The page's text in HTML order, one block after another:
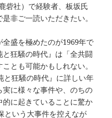
砦社）で経験者、板坂氏
非ご一読いただきたい。
盛を極めたのが1969年で
狂騒の時代』は「全共闘
とも可能かもしれない。
狂騒の時代』に詳しい年
に様々な事件や、のちの
に起きていることに驚か
という大事件を控えなが